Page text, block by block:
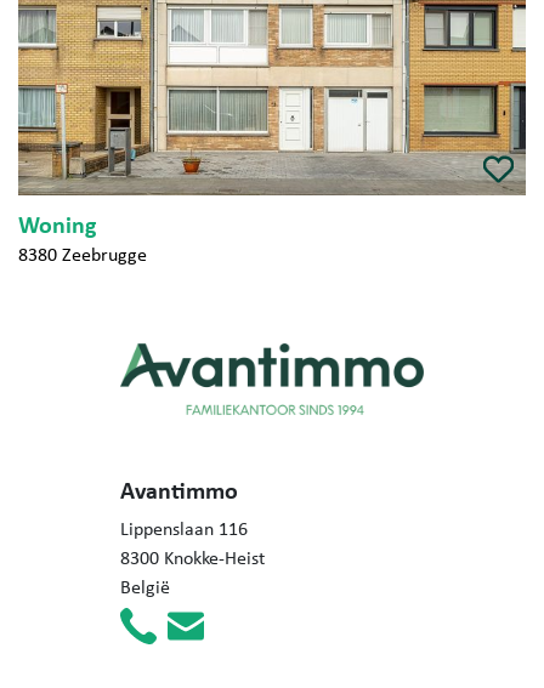
Woning
8380 Zeebrugge
Avantimmo
Lippenslaan 116
8300 Knokke-Heist
België